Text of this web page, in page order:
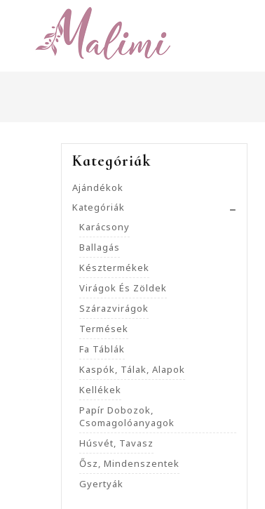
Kategóriák
Ajándékok
Kategóriák
Karácsony
Ballagás
Késztermékek
Virágok És Zöldek
Szárazvirágok
Termések
Fa Táblák
Kaspók, Tálak, Alapok
Kellékek
Papír Dobozok,
Csomagolóanyagok
Húsvét, Tavasz
Ősz, Mindenszentek
Gyertyák